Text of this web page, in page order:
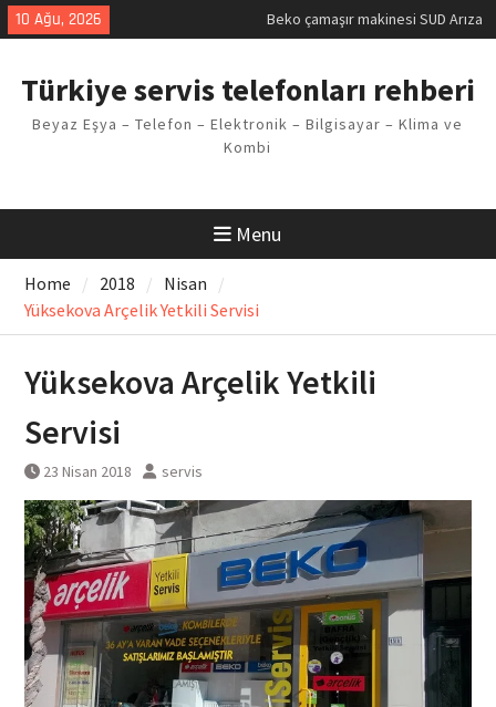
Skip
to
10 Ağu, 2026
Beko çamaşır makinesi SUD Arıza
Kodu
Kodu
Arızası Çözümü
E02 Arıza Kodu Regal kombi
Viessmann kombi F3 Hatası
Çözüm Yöntemleri
Türkiye servis telefonları rehberi
Beyaz Eşya – Telefon – Elektronik – Bilgisayar – Klima ve
Kombi
Menu
Home 2018
Nisan
Yüksekova Arçelik Yetkili Servisi
Yüksekova Arçelik Yetkili
Servisi
23 Nisan 2018 servis